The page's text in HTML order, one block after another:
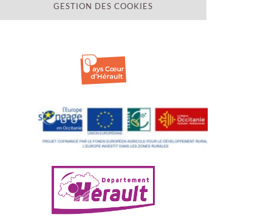
GESTION DES COOKIES